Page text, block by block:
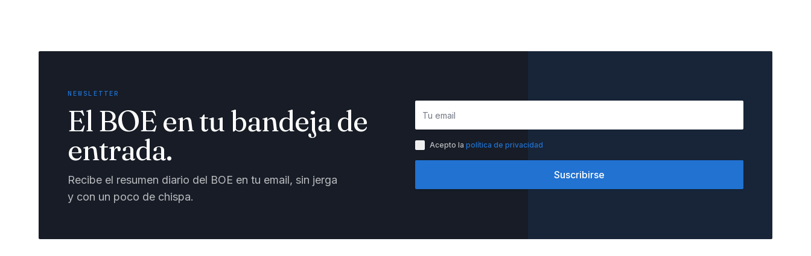
NEWSLETTER
El BOE en tu bandeja de
entrada.
Recibe el resumen diario del BOE en tu email, sin jerga
y con un poco de chispa.
Acepto la política de privacidad
Suscribirse